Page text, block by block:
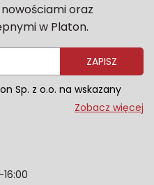
oraz
w Platon.
ZAPISZ
Sp. z o.o. na wskazany
informacje marketingowe
znajdziesz w naszej
nie wpłynie na
dokonanego przed
Zobacz więcej